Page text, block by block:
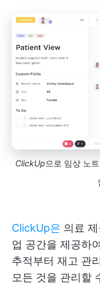
ClickUp으로 임상 노
ClickUp은 의료
업 공간을 제공하
추적부터 재고 관
모든 것을 관리할